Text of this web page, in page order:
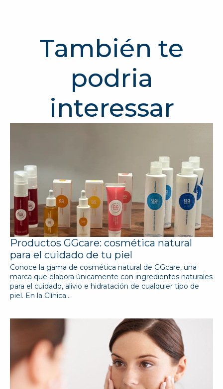
También te
podria
interessar
Productos GGcare: cosmética natural
para el cuidado de tu piel
Conoce la gama de cosmética natural de GGcare, una
marca que elabora únicamente con ingredientes naturales
para el cuidado, alivio e hidratación de cualquier tipo de
piel. En la Clínica…